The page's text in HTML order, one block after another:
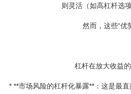
则灵活（如高杠杆选
然而，这些“优
杠杆在放大收益
* **市场风险的杠杆化暴露**：这是最